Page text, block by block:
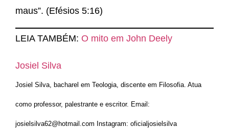
maus”. (Efésios 5:16)
LEIA TAMBÉM: O mito em John Deely
Josiel Silva
Josiel Silva, bacharel em Teologia, discente em Filosofia. Atua
como professor, palestrante e escritor. Email:
josielsilva62@hotmail.com Instagram: oficialjosielsilva